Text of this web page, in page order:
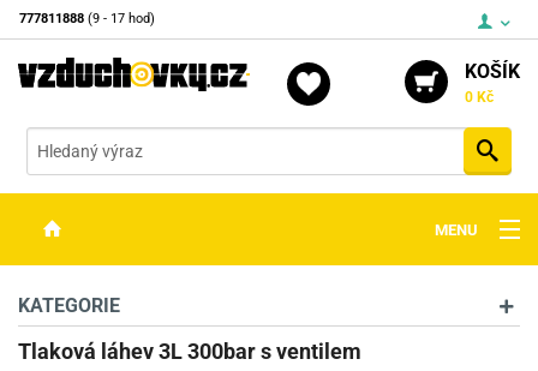
777811888 (9 - 17 hod)
KOŠÍK
0 Kč
MENU
OPTIKA
KATEGORIE
Tlaková láhev 3L 300bar s ventilem